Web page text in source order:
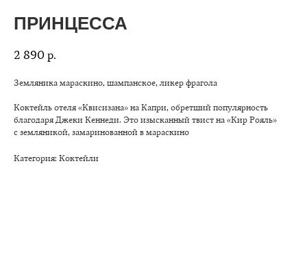
ПРИНЦЕССА
2 890р.
Земляника мараскино, шампанское, ликер фрагола
Коктейль отеля «Квисизана» на Капри, обретший популярность
благодаря Джеки Кеннеди. Это изысканный твист на «Кир Рояль»
с земляникой, замаринованной в мараскино
Категория: Коктейли